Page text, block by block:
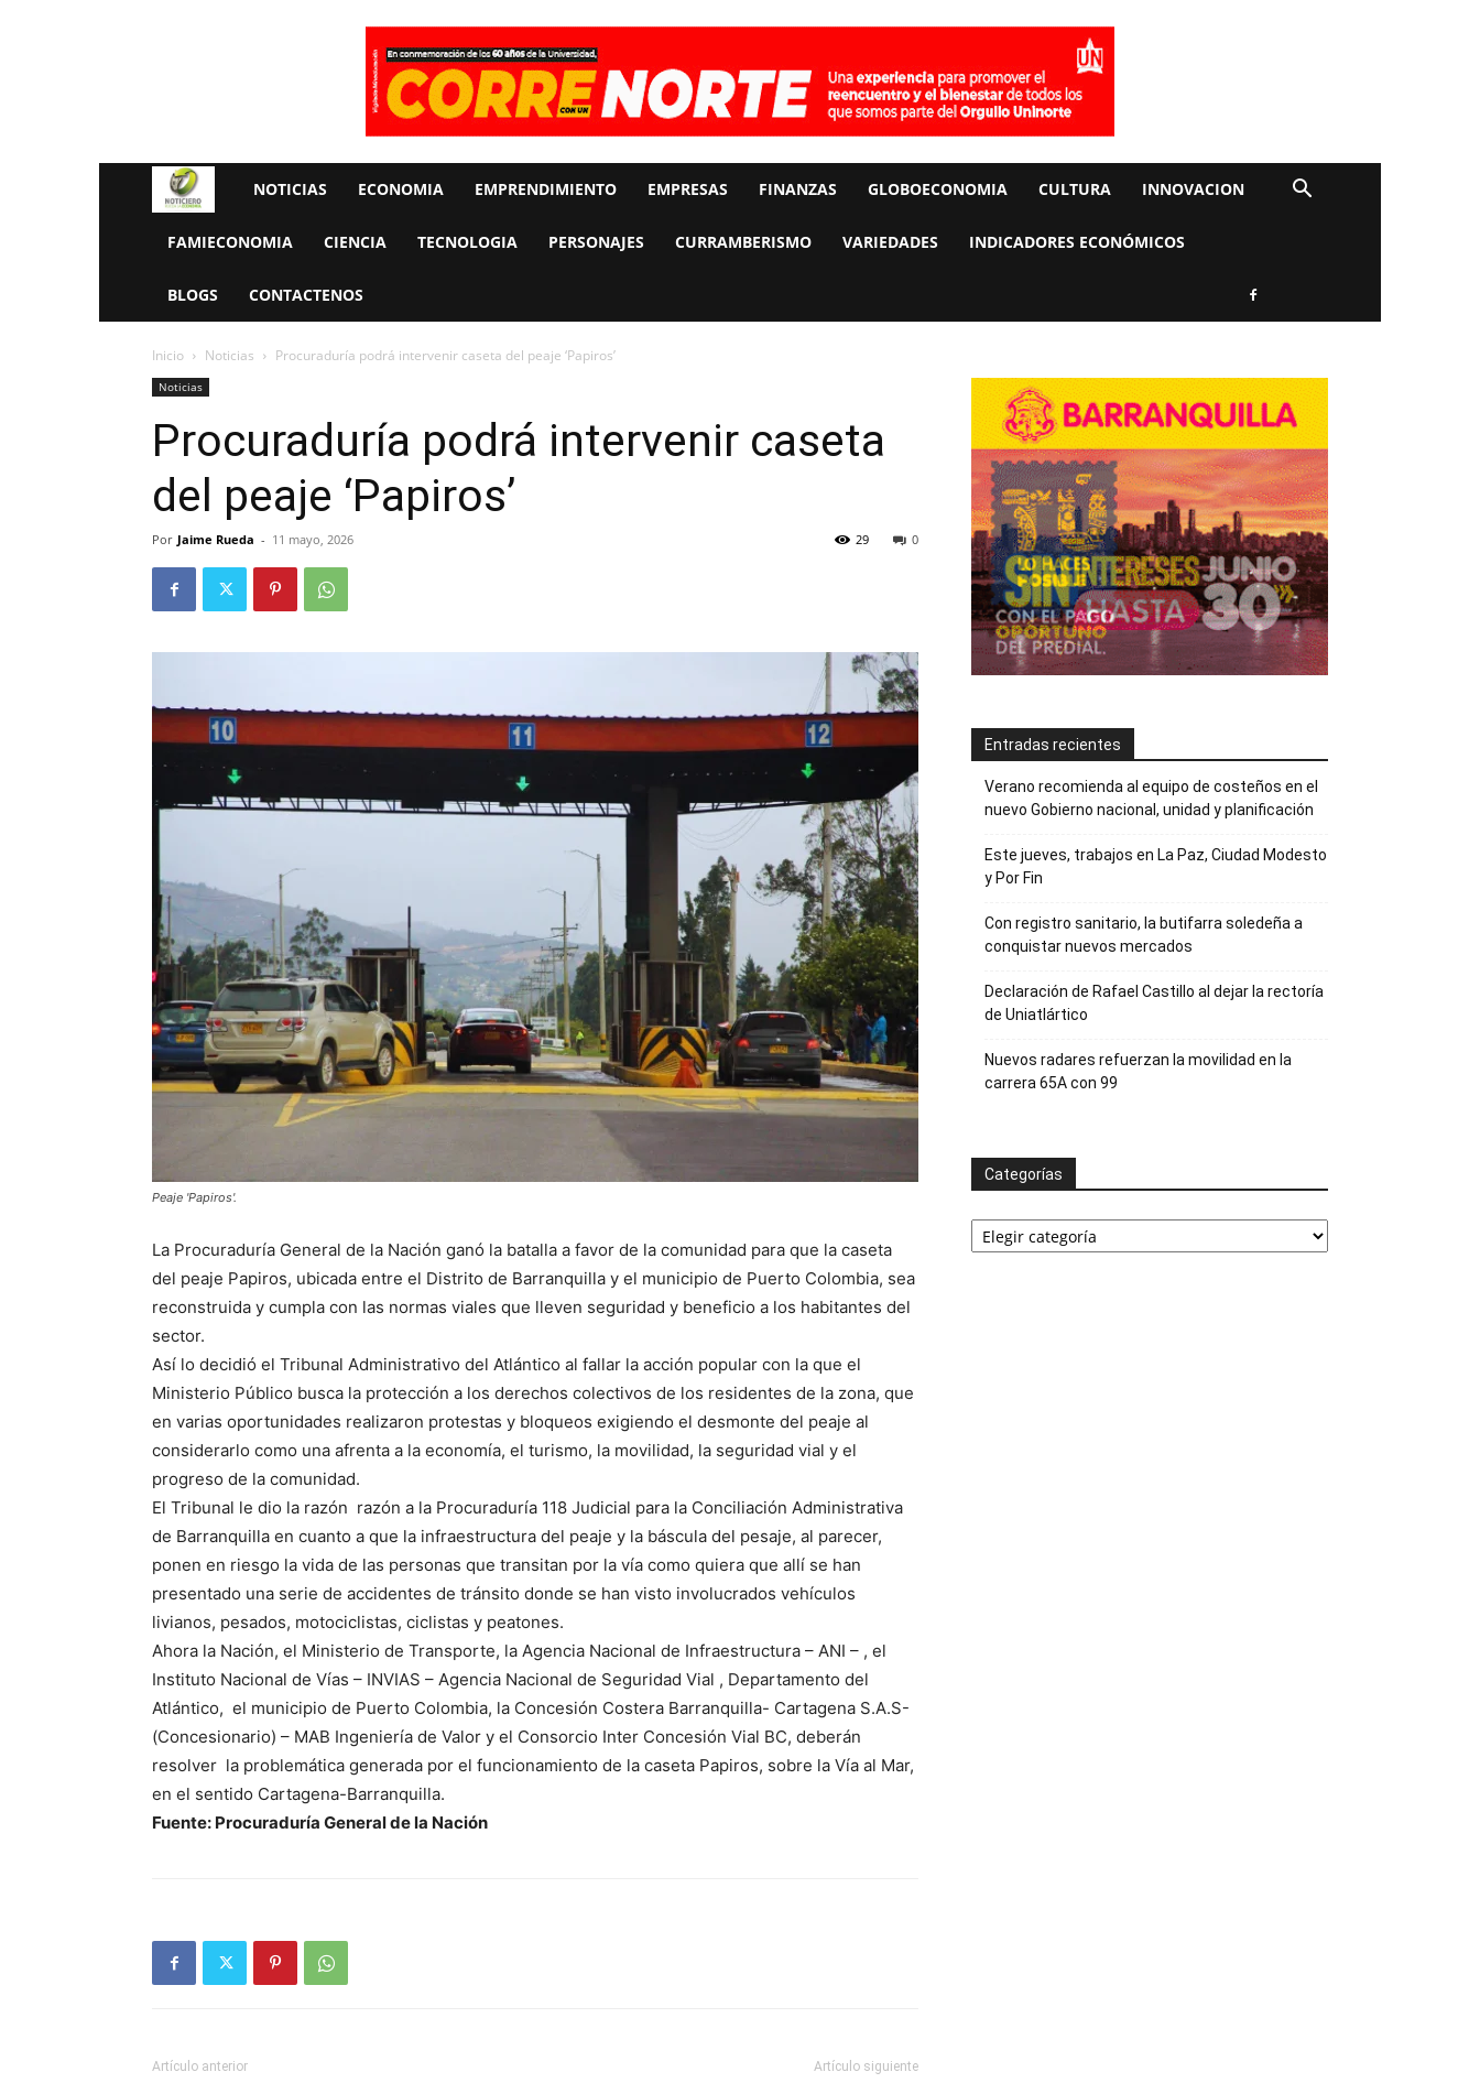
Rueda
La
Economia
NOTICIAS ECONOMIA EMPRENDIMIENTO EMPRESAS FINANZAS GLOBOECONOMIA CULTURA INNOVACION
FAMIECONOMIA CIENCIA TECNOLOGIA PERSONAJES CURRAMBERISMO VARIEDADES INDICADORES ECONÓMICOS
BLOGS CONTACTENOS
Inicio Noticias Procuraduría podrá intervenir caseta del peaje ‘Papiros’
Noticias
Procuraduría podrá intervenir caseta
del peaje ‘Papiros’
Por Jaime Rueda - 11 mayo, 2026 0
29
Peaje 'Papiros'.
La Procuraduría General de la Nación ganó la batalla a favor de la comunidad para que la caseta
del peaje Papiros, ubicada entre el Distrito de Barranquilla y el municipio de Puerto Colombia, sea
reconstruida y cumpla con las normas viales que lleven seguridad y beneficio a los habitantes del
sector.
Así lo decidió el Tribunal Administrativo del Atlántico al fallar la acción popular con la que el
Ministerio Público busca la protección a los derechos colectivos de los residentes de la zona, que
en varias oportunidades realizaron protestas y bloqueos exigiendo el desmonte del peaje al
considerarlo como una afrenta a la economía, el turismo, la movilidad, la seguridad vial y el
progreso de la comunidad.
El Tribunal le dio la razón razón a la Procuraduría 118 Judicial para la Conciliación Administrativa
de Barranquilla en cuanto a que la infraestructura del peaje y la báscula del pesaje, al parecer,
ponen en riesgo la vida de las personas que transitan por la vía como quiera que allí se han
presentado una serie de accidentes de tránsito donde se han visto involucrados vehículos
livianos, pesados, motociclistas, ciclistas y peatones.
Ahora la Nación, el Ministerio de Transporte, la Agencia Nacional de Infraestructura – ANI – , el
Instituto Nacional de Vías – INVIAS – Agencia Nacional de Seguridad Vial , Departamento del
Atlántico, el municipio de Puerto Colombia, la Concesión Costera Barranquilla- Cartagena S.A.S-
(Concesionario) – MAB Ingeniería de Valor y el Consorcio Inter Concesión Vial BC, deberán
resolver la problemática generada por el funcionamiento de la caseta Papiros, sobre la Vía al Mar,
en el sentido Cartagena-Barranquilla.
Fuente: Procuraduría General de la Nación
Artículo anterior Artículo siguiente
Entradas recientes
Verano recomienda al equipo de costeños en el
nuevo Gobierno nacional, unidad y planificación
Este jueves, trabajos en La Paz, Ciudad Modesto
y Por Fin
Con registro sanitario, la butifarra soledeña a
conquistar nuevos mercados
Declaración de Rafael Castillo al dejar la rectoría
de Uniatlártico
Nuevos radares refuerzan la movilidad en la
carrera 65A con 99
Categorías
Categorías